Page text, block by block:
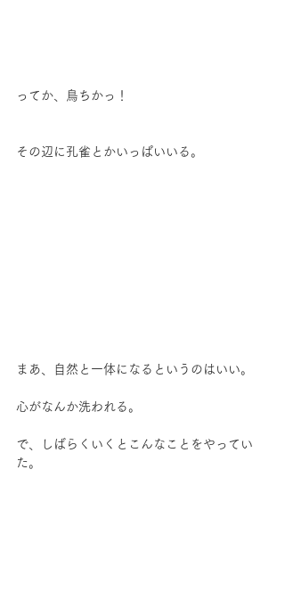
ってか、鳥ちかっ！
その辺に孔雀とかいっぱいいる。
まあ、自然と一体になるというのはいい。
心がなんか洗われる。
で、しばらくいくとこんなことをやってい
た。